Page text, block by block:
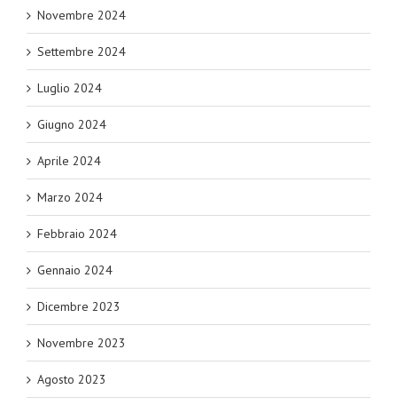
Novembre 2024
Settembre 2024
Luglio 2024
Giugno 2024
Aprile 2024
Marzo 2024
Febbraio 2024
Gennaio 2024
Dicembre 2023
Novembre 2023
Agosto 2023